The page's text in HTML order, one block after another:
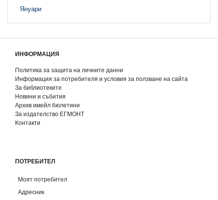
Януари
ИНФОРМАЦИЯ
Политика за защита на личните данни
Информация за потребителя и условия за ползване на сайта
За библиотеките
Новини и събития
Архив имейл бюлетини
За издателство ЕГМОНТ
Контакти
ПОТРЕБИТЕЛ
Моят потребител
Адресник